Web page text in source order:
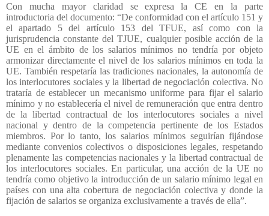
Con mucha mayor claridad se expresa la CE en la parte
introductoria del documento: “De conformidad con el artículo 151 y
el apartado 5 del artículo 153 del TFUE, así como con la
jurisprudencia constante del TJUE, cualquier posible acción de la
UE en el ámbito de los salarios mínimos no tendría por objeto
armonizar directamente el nivel de los salarios mínimos en toda la
UE. También respetaría las tradiciones nacionales, la autonomía de
los interlocutores sociales y la libertad de negociación colectiva. No
trataría de establecer un mecanismo uniforme para fijar el salario
mínimo y no establecería el nivel de remuneración que entra dentro
de la libertad contractual de los interlocutores sociales a nivel
nacional y dentro de la competencia pertinente de los Estados
miembros. Por lo tanto, los salarios mínimos seguirían fijándose
mediante convenios colectivos o disposiciones legales, respetando
plenamente las competencias nacionales y la libertad contractual de
los interlocutores sociales. En particular, una acción de la UE no
tendría como objetivo la introducción de un salario mínimo legal en
países con una alta cobertura de negociación colectiva y donde la
fijación de salarios se organiza exclusivamente a través de ella”.